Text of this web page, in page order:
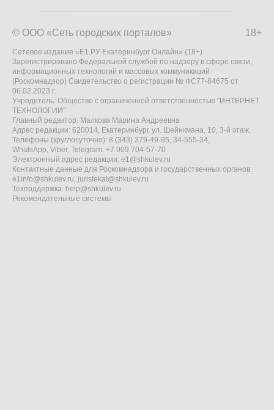
18+
© ООО «Сеть городских порталов»
Сетевое издание «Е1.РУ Екатеринбург Онлайн» (18+)
Зарегистрировано Федеральной службой по надзору в сфере связи,
информационных технологий и массовых коммуникаций
(Роскомнадзор) Свидетельство о регистрации № ФС77-84675 от
06.02.2023 г.
Учредитель: Общество с ограниченной ответственностью "ИНТЕРНЕТ
ТЕХНОЛОГИИ"
Главный редактор: Малкова Марина Андреевна
Адрес редакции: 620014, Екатеринбург, ул. Шейнкмана, 10, 3-й этаж,
Телефоны (круглосуточно): 8 (343) 379-49-95, 34-555-34,
WhatsApp, Viber, Telegram: +7 909 704-57-70
Электронный адрес редакции: e1@shkulev.ru
Контактные данные для Роскомнадзора и государственных органов:
e1info@shkulev.ru, juristekat@shkulev.ru
Техподдержка: help@shkulev.ru
Рекомендательные системы